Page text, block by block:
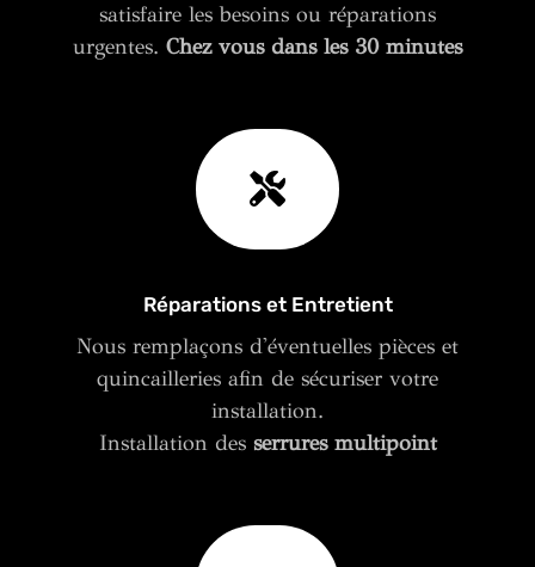
satisfaire les besoins ou réparations
urgentes. Chez vous dans les 30 minutes
Réparations et Entretient
Nous remplaçons d'éventuelles pièces et
quincailleries afin de sécuriser votre
installation.
Installation des serrures multipoint